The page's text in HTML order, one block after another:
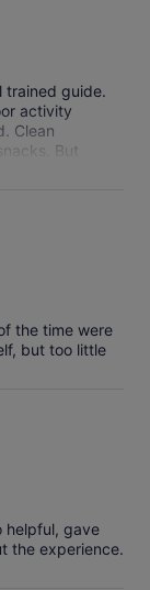
trained guide.
activity
Clean
But
in the
a must!!!
the time were
but too little
helpful, gave
the experience.